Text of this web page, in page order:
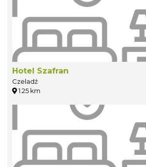
Hotel Szafran
Czeladź
1.25 km